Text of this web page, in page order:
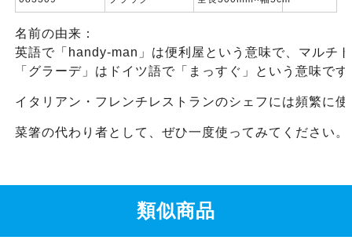
名前の由来：
英語で「handy-man」は便利屋という意味で、マルチ
「グラーデ」はドイツ語で「まっすぐ」という意味です
イタリアン・フレンチレストランのシェフには頻繁に
菜箸の代わり者として、ぜひ一度使ってみてください。
類似商品